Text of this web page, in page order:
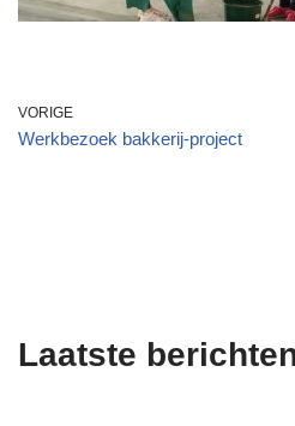
VORIGE
Werkbezoek bakkerij-project
Laatste